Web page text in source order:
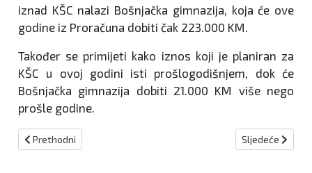
iznad KŠC nalazi Bošnjačka gimnazija, koja će ove
godine iz Proračuna dobiti čak 223.000 KM.
Također se primijeti kako iznos koji je planiran za
KŠC u ovoj godini isti prošlogodišnjem, dok će
Bošnjačka gimnazija dobiti 21.000 KM više nego
prošle godine.
Prethodni članak: Kiseljak: Izložbom radova akademskog slikara
Prethodni Sljedeći članak:
Sljedeće